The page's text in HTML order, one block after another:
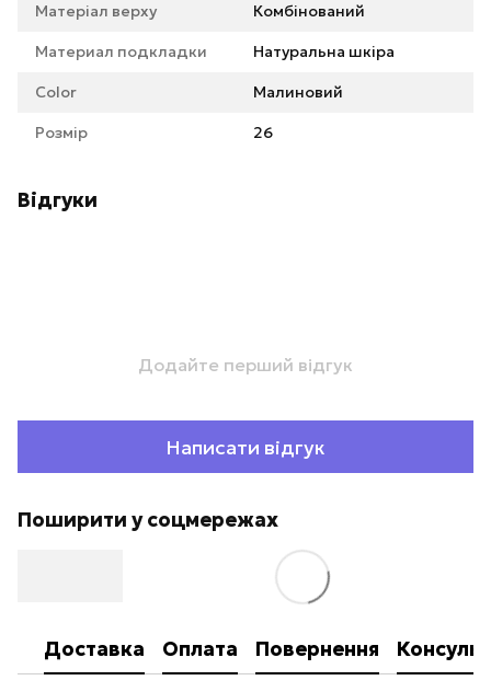
Матеріал верху Комбінований
Материал подкладки Натуральна шкіра
Color Малиновий
Розмір 26
Відгуки
Додайте перший відгук
Написати відгук
Поширити у соцмережах
Доставка Оплата Повернення